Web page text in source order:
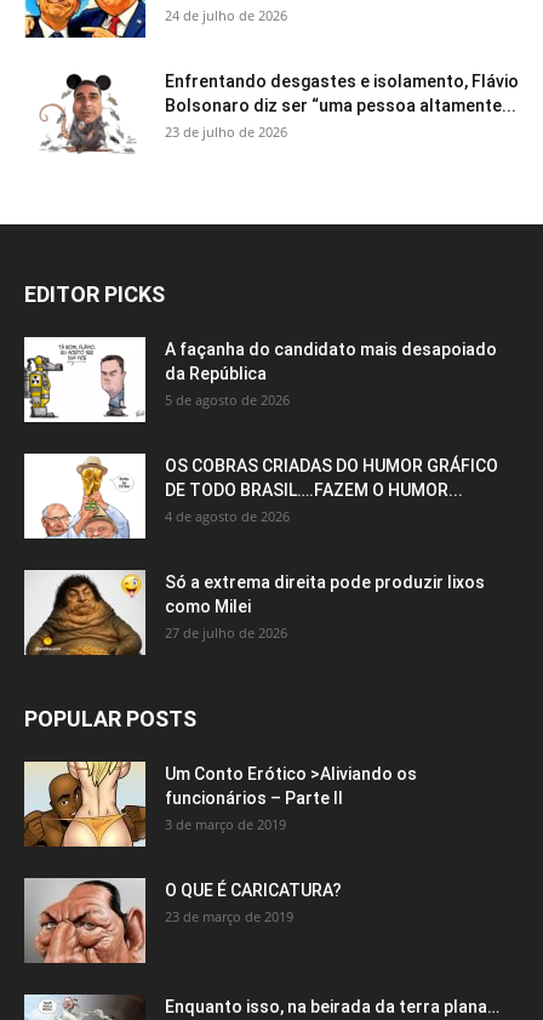
24 de julho de 2026
Enfrentando desgastes e isolamento, Flávio
Bolsonaro diz ser “uma pessoa altamente...
23 de julho de 2026
EDITOR PICKS
A façanha do candidato mais desapoiado
da República
5 de agosto de 2026
OS COBRAS CRIADAS DO HUMOR GRÁFICO
DE TODO BRASIL….FAZEM O HUMOR...
4 de agosto de 2026
Só a extrema direita pode produzir lixos
como Milei
27 de julho de 2026
POPULAR POSTS
Um Conto Erótico >Aliviando os
funcionários – Parte II
3 de março de 2019
O QUE É CARICATURA?
23 de março de 2019
Enquanto isso, na beirada da terra plana…